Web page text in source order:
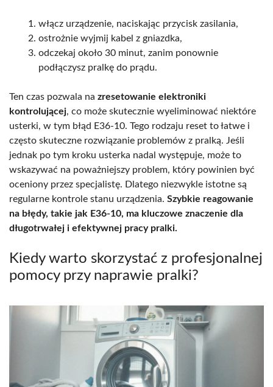
włącz urządzenie, naciskając przycisk zasilania,
ostrożnie wyjmij kabel z gniazdka,
odczekaj około 30 minut, zanim ponownie
podłączysz pralkę do prądu.
Ten czas pozwala na zresetowanie elektroniki
kontrolującej, co może skutecznie wyeliminować niektóre
usterki, w tym błąd E36-10. Tego rodzaju reset to łatwe i
często skuteczne rozwiązanie problemów z pralką. Jeśli
jednak po tym kroku usterka nadal występuje, może to
wskazywać na poważniejszy problem, który powinien być
oceniony przez specjalistę. Dlatego niezwykle istotne są
regularne kontrole stanu urządzenia. Szybkie reagowanie
na błędy, takie jak E36-10, ma kluczowe znaczenie dla
długotrwałej i efektywnej pracy pralki.
Kiedy warto skorzystać z profesjonalnej
pomocy przy naprawie pralki?